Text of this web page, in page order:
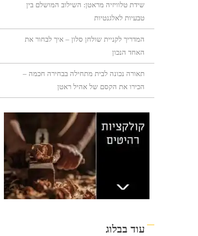
שידת טלוויזיה מראטן: השילוב המושלם בין
טבעיות לאלגנטיות
המדריך לקניית שולחן סלון – איך לבחור את
האחד הנכון
תאורה נכונה לבית מתחילה בבחירה חכמה –
הכירו את הקסם של אהיל ראטן
עוד בבלוג